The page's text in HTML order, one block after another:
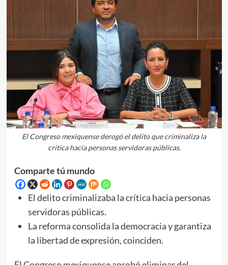
El Congreso mexiquense derogó el delito que criminaliza la
crítica hacia personas servidoras públicas.
Comparte tú mundo
El delito criminalizaba la crítica hacia personas
servidoras públicas.
La reforma consolida la democracia y garantiza
la libertad de expresión, coinciden.